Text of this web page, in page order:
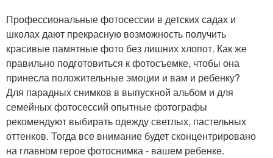
Профессиональные фотосессии в детских садах и
школах дают прекрасную возможность получить
красивые памятные фото без лишних хлопот. Как же
правильно подготовиться к фотосъемке, чтобы она
принесла положительные эмоции и вам и ребенку?
Для парадных снимков в выпускной альбом и для
семейных фотосессий опытные фотографы
рекомендуют выбирать одежду светлых, пастельных
оттенков. Тогда все внимание будет сконцентрировано
на главном герое фотоснимка - вашем ребенке.